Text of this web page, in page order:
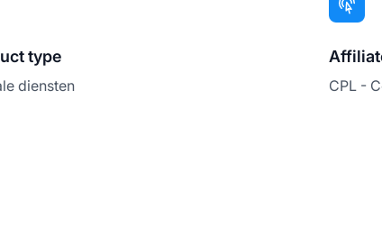
type
diensten CPL -